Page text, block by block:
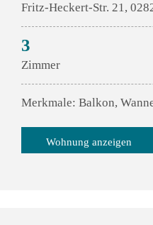
Fritz-Heckert-Str. 21,
3
Zimmer
Merkmale: Balkon,
Wohnung anzeigen